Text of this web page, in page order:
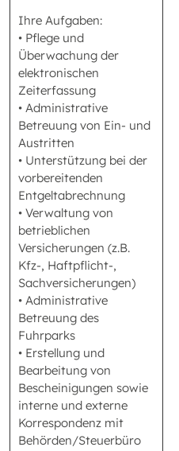
Ihre Aufgaben:
• Pflege und
Überwachung der
elektronischen
Zeiterfassung
• Administrative
Betreuung von Ein- und
Austritten
• Unterstützung bei der
vorbereitenden
Entgeltabrechnung
• Verwaltung von
betrieblichen
Versicherungen (z.B.
Kfz-, Haftpflicht-,
Sachversicherungen)
• Administrative
Betreuung des
Fuhrparks
• Erstellung und
Bearbeitung von
Bescheinigungen sowie
interne und externe
Korrespondenz mit
Behörden/Steuerbüro